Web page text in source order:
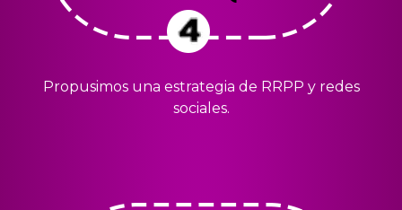
Propusimos una estrategia de RRPP y redes
sociales.